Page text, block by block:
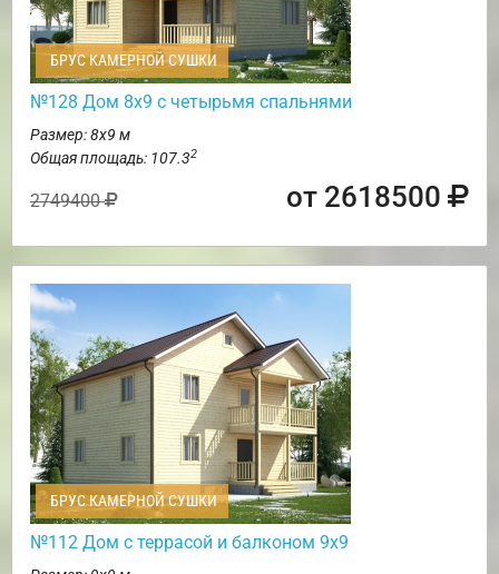
БРУС КАМЕРНОЙ СУШКИ
№128 Дом 8х9 с четырьмя спальнями
Размер: 8х9 м
Общая площадь: 107.32
2749400 от 2618500
БРУС КАМЕРНОЙ СУШКИ
№112 Дом с террасой и балконом 9х9